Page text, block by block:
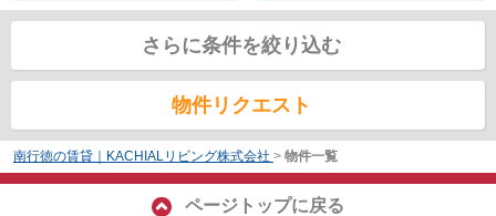
さらに条件を絞り込む
物件リクエスト
南行徳の賃貸｜KACHIALリビング株式会社 > 物件一覧
ページトップに戻る